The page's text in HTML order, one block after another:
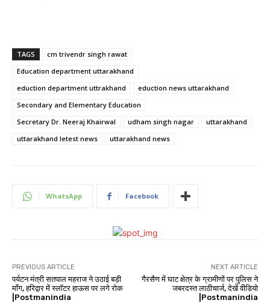
TAGS
cm trivendr singh rawat
Education department uttarakhand
eduction department uttrakhand
eduction news uttarakhand
Secondary and Elementary Education
Secretary Dr. Neeraj Khairwal
udham singh nagar
uttarakhand
uttarakhand letest news
uttarakhand news
WhatsApp Facebook
PREVIOUS ARTICLE
पर्यटन मंत्री सतपाल महराज ने उठाई बड़ी
माँग, हरिद्वार में स्लॉटर हाऊस पर लगे रोक
|Postmanindia
NEXT ARTICLE
गैरसैण में घाट क्षेत्र के ग्रामीणों पर पुलिस ने
जबरदस्त लाठीचार्ज, देखें वीडियो
|Postmanindia